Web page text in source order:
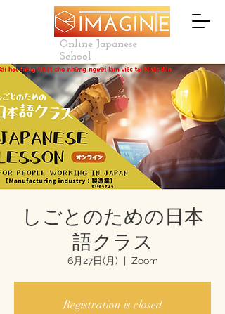
Online Japanese
School
しごとのための日本
語クラス
6月27日(月)
  |
Zoom
Registration is closed